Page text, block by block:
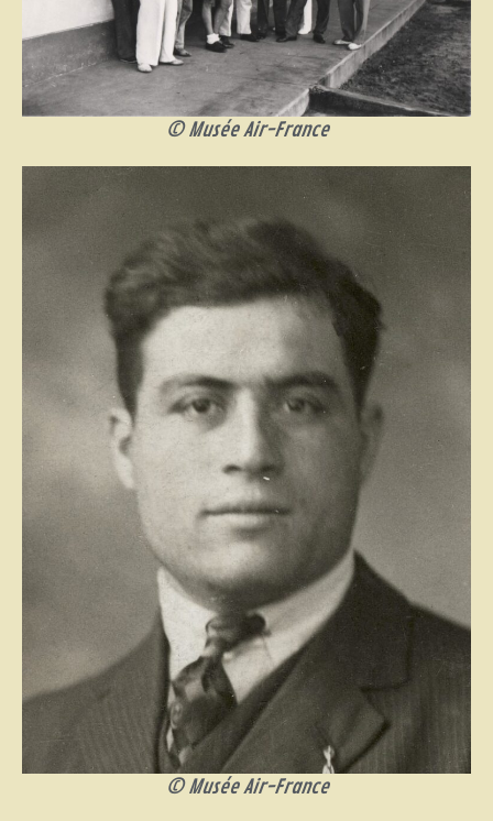
© Musée Air-France
© Musée Air-France